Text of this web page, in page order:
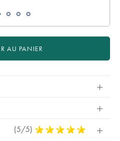
AU PANIER
(5/5) 5